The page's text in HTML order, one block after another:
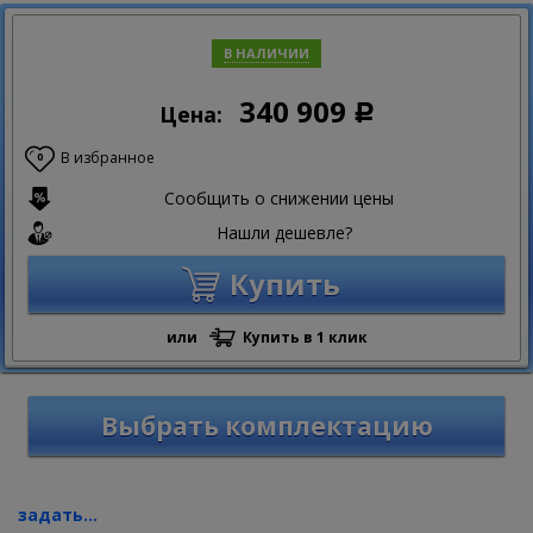
В НАЛИЧИИ
Цена: 340 909 Р
0 В избранное
Сообщить о снижении цены
Нашли дешевле?
Купить
или Купить в 1 клик
Выбрать комплектацию
задать...